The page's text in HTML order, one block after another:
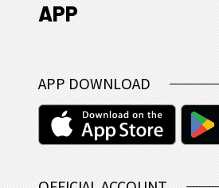
APP
APP DOWNLOAD